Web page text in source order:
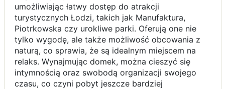
umożliwiając łatwy dostęp do atrakcji
turystycznych Łodzi, takich jak Manufaktura,
Piotrkowska czy urokliwe parki. Oferują one nie
tylko wygodę, ale także możliwość obcowania z
naturą, co sprawia, że są idealnym miejscem na
relaks. Wynajmując domek, można cieszyć się
intymnością oraz swobodą organizacji swojego
czasu, co czyni pobyt jeszcze bardziej